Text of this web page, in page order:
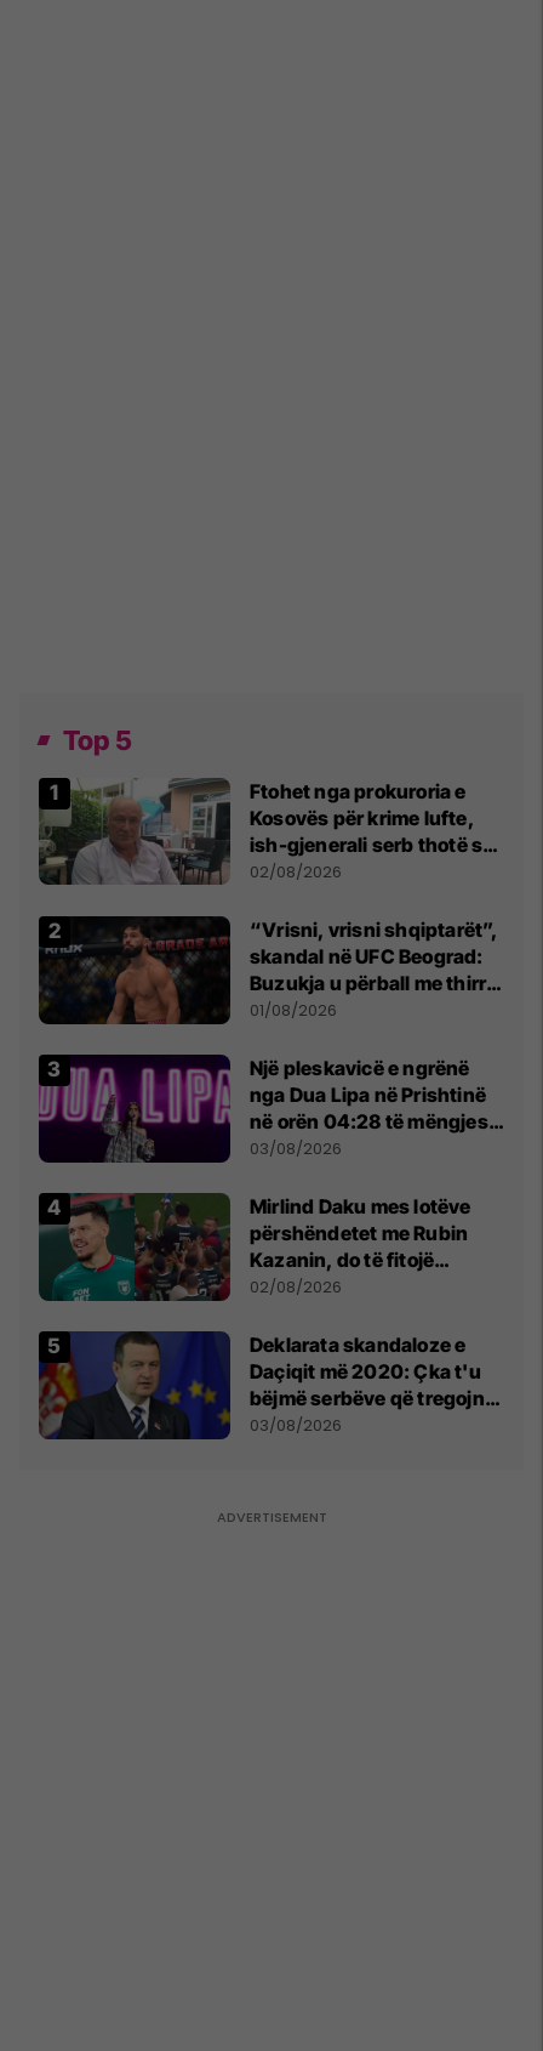
Top 5
Ftohet nga prokuroria e
Kosovës për krime lufte,
ish-gjenerali serb thotë se
dikush e tradhtoi në
02/08/2026
“Vrisni, vrisni shqiptarët”,
skandal në UFC Beograd:
Buzukja u përball me thirrje
anti-shqiptare nga
01/08/2026
Një pleskavicë e ngrënë
nga Dua Lipa në Prishtinë
në orën 04:28 të mëngjesit
- dhe bota digjitale serbe
03/08/2026
Mirlind Daku mes lotëve
përshëndetet me Rubin
Kazanin, do të fitojë
miliona te Spartak Moska
02/08/2026
​Deklarata skandaloze e
Daçiqit më 2020: Çka t'u
bëjmë serbëve që tregojnë
ku janë varrosur shqiptarët
03/08/2026